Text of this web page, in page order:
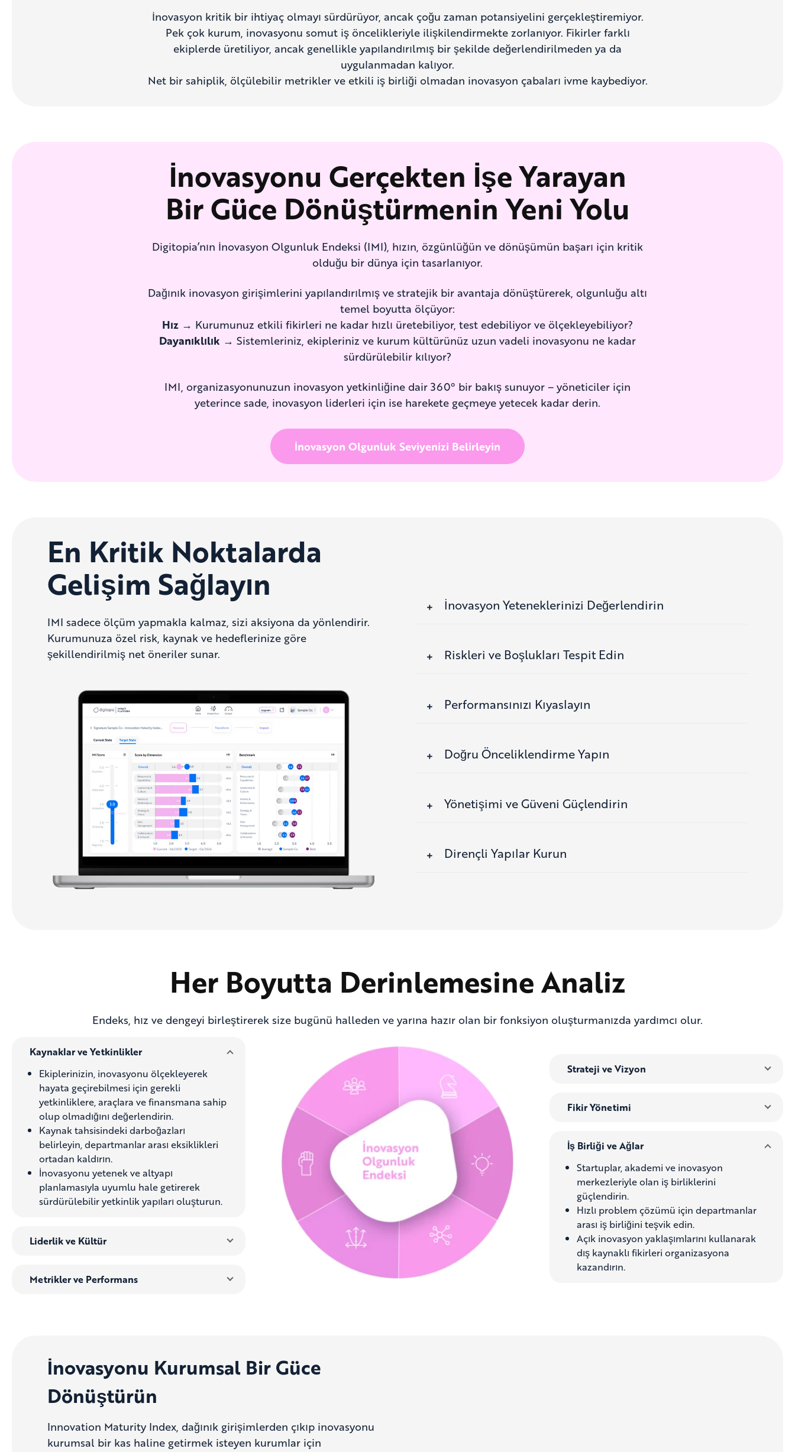
İnovasyon kritik bir ihtiyaç olmayı sürdürüyor, ancak çoğu zaman potansiyelini gerçekleştiremiyor.
Pek çok kurum, inovasyonu somut iş öncelikleriyle ilişkilendirmekte zorlanıyor. Fikirler farklı
ekiplerde üretiliyor, ancak genellikle yapılandırılmış bir şekilde değerlendirilmeden ya da
uygulanmadan kalıyor.
Net bir sahiplik, ölçülebilir metrikler ve etkili iş birliği olmadan inovasyon çabaları ivme kaybediyor.
İnovasyonu Gerçekten İşe Yarayan
Bir Güce Dönüştürmenin Yeni Yolu
Digitopia’nın İnovasyon Olgunluk Endeksi (IMI), hızın, özgünlüğün ve dönüşümün başarı için kritik
olduğu bir dünya için tasarlanıyor.
Dağınık inovasyon girişimlerini yapılandırılmış ve stratejik bir avantaja dönüştürerek, olgunluğu altı
temel boyutta ölçüyor:
Hız → Kurumunuz etkili fikirleri ne kadar hızlı üretebiliyor, test edebiliyor ve ölçekleyebiliyor?
Dayanıklılık → Sistemleriniz, ekipleriniz ve kurum kültürünüz uzun vadeli inovasyonu ne kadar
sürdürülebilir kılıyor?
IMI, organizasyonunuzun inovasyon yetkinliğine dair 360° bir bakış sunuyor – yöneticiler için
yeterince sade, inovasyon liderleri için ise harekete geçmeye yetecek kadar derin.
İnovasyon Olgunluk Seviyenizi Belirleyin
En Kritik Noktalarda
Gelişim Sağlayın
IMI sadece ölçüm yapmakla kalmaz, sizi aksiyona da yönlendirir.
Kurumunuza özel risk, kaynak ve hedeflerinize göre
şekillendirilmiş net öneriler sunar.
İnovasyon Yeteneklerinizi Değerlendirin
Riskleri ve Boşlukları Tespit Edin
Performansınızı Kıyaslayın
Doğru Önceliklendirme Yapın
Yönetişimi ve Güveni Güçlendirin
Dirençli Yapılar Kurun
Her Boyutta Derinlemesine Analiz
Endeks, hız ve dengeyi birleştirerek size bugünü halleden ve yarına hazır olan bir fonksiyon oluşturmanızda yardımcı olur.
Kaynaklar ve Yetkinlikler
Ekiplerinizin, inovasyonu ölçekleyerek
hayata geçirebilmesi için gerekli
yetkinliklere, araçlara ve finansmana sahip
olup olmadığını değerlendirin.
Kaynak tahsisindeki darboğazları
belirleyin, departmanlar arası eksiklikleri
ortadan kaldırın.
İnovasyonu yetenek ve altyapı
planlamasıyla uyumlu hale getirerek
sürdürülebilir yetkinlik yapıları oluşturun.
Liderlik ve Kültür
Metrikler ve Performans
Strateji ve Vizyon
Fikir Yönetimi
İş Birliği ve Ağlar
Startuplar, akademi ve inovasyon
merkezleriyle olan iş birliklerini
güçlendirin.
Hızlı problem çözümü için departmanlar
arası iş birliğini teşvik edin.
Açık inovasyon yaklaşımlarını kullanarak
dış kaynaklı fikirleri organizasyona
kazandırın.
İnovasyonu Kurumsal Bir Güce
Dönüştürün
Innovation Maturity Index, dağınık girişimlerden çıkıp inovasyonu
kurumsal bir kas haline getirmek isteyen kurumlar için